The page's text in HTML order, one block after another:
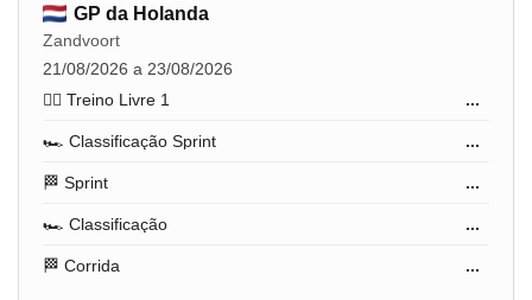
GP da Holanda
Zandvoort
21/08/2026 a 23/08/2026
🏋️‍♂️ Treino Livre 1
...
🏎️ Classificação Sprint ...
🏁 Sprint ...
🏎️ Classificação ...
🏁 Corrida ...